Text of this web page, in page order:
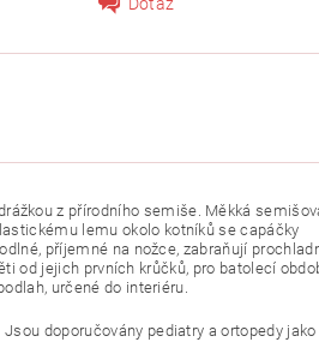
z přírodního semiše. Měkká
lemu okolo kotníků se capáčky
příjemné na nožce, zabraňují
od jejich prvních krůčků, pro batolecí
určené do interiéru.
doporučovány pediatry a ortopedy jako